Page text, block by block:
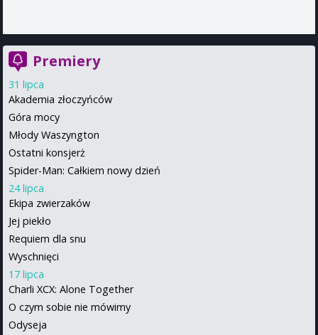
Premiery
31 lipca
Akademia złoczyńców
Góra mocy
Młody Waszyngton
Ostatni konsjerż
Spider-Man: Całkiem nowy dzień
24 lipca
Ekipa zwierzaków
Jej piekło
Requiem dla snu
Wyschnięci
17 lipca
Charli XCX: Alone Together
O czym sobie nie mówimy
Odyseja